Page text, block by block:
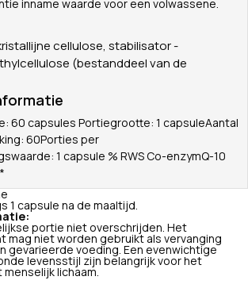
inname waarde voor een volwassene.
cellulose, stabilisator -
(bestanddeel van de
60 capsules Portiegrootte: 1 capsuleAantal
60Porties per
1 capsule % RWS Co-enzymQ-10
1 capsule na de maaltijd.
portie niet overschrijden. Het
mag niet worden gebruikt als vervanging
gevarieerde voeding. Een evenwichtige
levensstijl zijn belangrijk voor het
lichaam.